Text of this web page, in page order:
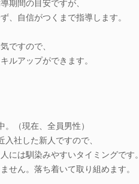
期間の目安ですが、
、自信がつくまで指導します。
ですので、
ルアップができます。
。（現在、全員男性）
入社した新人ですので、
には馴染みやすいタイミングです。
せん。落ち着いて取り組めます。